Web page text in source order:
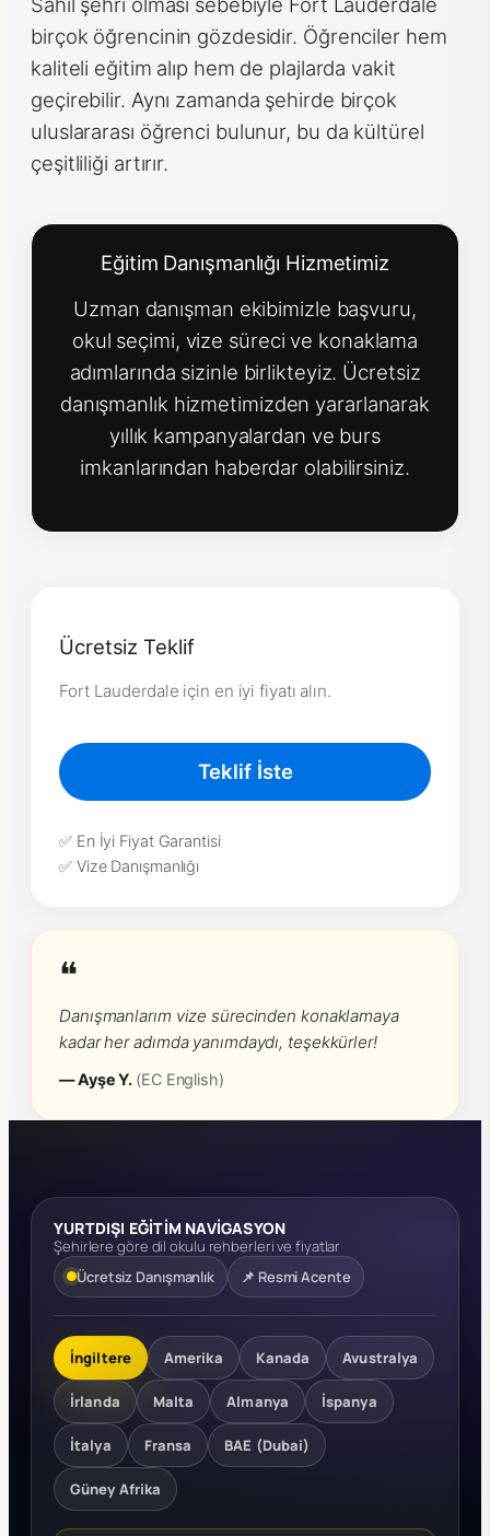
birçok öğrencinin gözdesidir. Öğrenciler hem
kaliteli eğitim alıp hem de plajlarda vakit
geçirebilir. Aynı zamanda şehirde birçok
uluslararası öğrenci bulunur, bu da kültürel
çeşitliliği artırır.
Eğitim Danışmanlığı Hizmetimiz
Uzman danışman ekibimizle başvuru,
okul seçimi, vize süreci ve konaklama
adımlarında sizinle birlikteyiz. Ücretsiz
danışmanlık hizmetimizden yararlanarak
yıllık kampanyalardan ve burs
imkanlarından haberdar olabilirsiniz.
Ücretsiz Teklif
Fort Lauderdale için en iyi fiyatı alın.
Teklif İste
✅ En İyi Fiyat Garantisi
✅ Vize Danışmanlığı
❝
Danışmanlarım vize sürecinden konaklamaya
kadar her adımda yanımdaydı, teşekkürler!
— Ayşe Y. (EC English)
YURTDIŞI EĞİTİM NAVİGASYON
Şehirlere göre dil okulu rehberleri ve fiyatlar
Ücretsiz Danışmanlık
📌 Resmi Acente
İngiltere Amerika Kanada Avustralya
İrlanda Malta Almanya İspanya
İtalya Fransa BAE (Dubai)
Güney Afrika